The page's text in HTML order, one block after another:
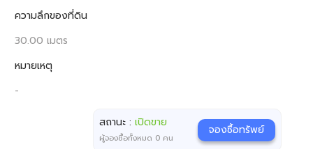
ความลึกของที่ดิน
30.00 เมตร
หมายเหตุ
-
สถานะ :เปิดขาย
ผู้จองซื้อทั้งหมด 0 คน
จองซื้อทรัพย์